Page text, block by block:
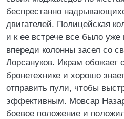
беспрестанно
двигателей. Полицейская
и к ее встрече все было уже
впереди колонны засел со
Лорсануков. Икрам обожает
бронетехнике и хорошо
отправить пули, чтобы
эффективным. Мовсар
боевое положение и